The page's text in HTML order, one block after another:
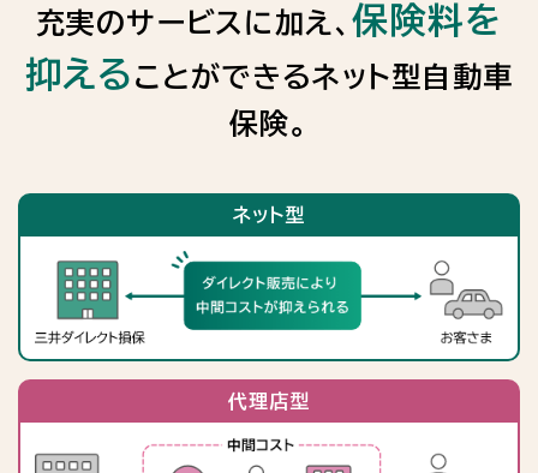
充実のサービスに加え、保険料を
抑える ことができるネット型自動車
保険。
ネット型
代理店型